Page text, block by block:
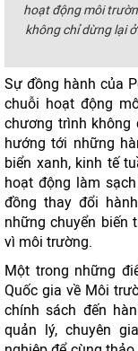
hoạt động môi
không chỉ dừng lại
Sự đồng hành của
chuỗi hoạt động
chương trình không
hướng tới những
biển xanh, kinh tế
hoạt động làm
đồng thay đổi
những chuyển biến
vì môi trường.
Một trong những
Quốc gia về Môi
chính sách đến
quản lý, chuyên